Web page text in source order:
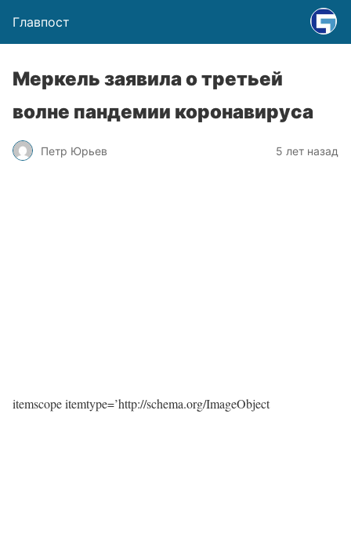
Главпост
Меркель заявила о третьей
волне пандемии коронавируса
Петр Юрьев 5 лет назад
itemscope itemtype=’http://schema.org/ImageObject